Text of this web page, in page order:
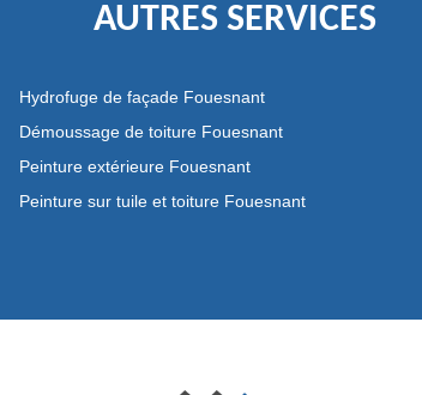
AUTRES SERVICES
Hydrofuge de façade Fouesnant
Démoussage de toiture Fouesnant
Peinture extérieure Fouesnant
Peinture sur tuile et toiture Fouesnant